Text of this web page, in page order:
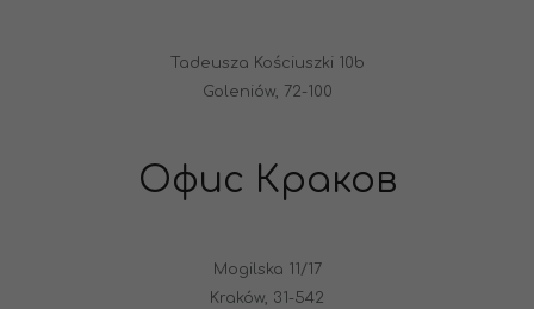
Tadeusza Kościuszki 10b
Goleniów, 72-100
Офис Краков
Mogilska 11/17
Kraków, 31-542